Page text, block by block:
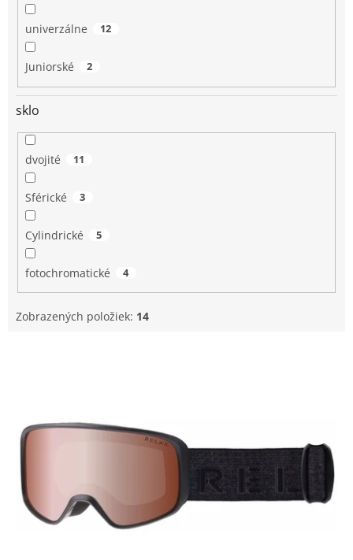
univerzálne 12
Juniorské 2
sklo
dvojité 11
Sférické 3
Cylindrické 5
fotochromatické 4
Zobrazených položiek: 14